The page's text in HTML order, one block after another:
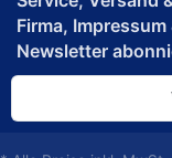
Firma,
Newsletter